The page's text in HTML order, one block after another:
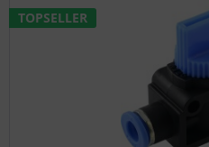
TOPSELLER